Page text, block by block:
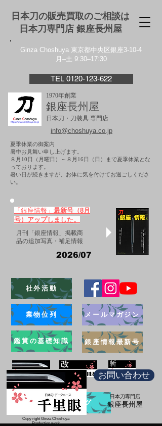
日本刀の販売買取のご相談は
日本刀専門店 銀座⻑州屋
Ginza Choshuya 東京都中央区銀座3-10-4
月–土 9:30–17:30
TEL 0120-123-622
1970年創業
銀座長州屋
日本刀・刀装具 専門店
info@choshuya.co.jp
夏季休業の御案内
暑中お見舞い申し上げます。
８月10日（月曜日）～８月16日（日）まで夏季休業とな
っております。
​暑い日が続きますが、お体に気を付けてお過ごしくださ
い。
「銀座情報」 最新号（8月
号）アップしました。
月刊「銀座情報」掲載商
品の追加写真・補足情報
2026/07
社外活動
業物位列
鑑賞の基礎知識
メールマガジン
銀座情報最新号
ブログ
お問い合わせ
日本刀専門店
​銀座長州屋
Copy right Ginza Choshuya
Production work